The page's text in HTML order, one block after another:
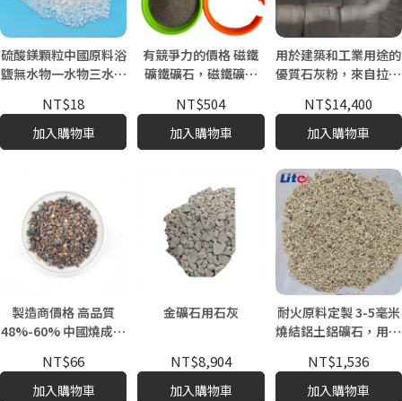
硫酸鎂顆粒中國原料浴
鹽無水物一水物三水物
NT$18
加入購物車
有競爭力的價格 磁鐵
礦鐵礦石，磁鐵礦砂
80-2
NT$504
加入購物車
用於建築和工業用途的
優質石灰粉，來自拉賈
NT$14,400
加入購物車
製造商價格 高品質
48%-60% 中國燒成鋁
10-15mm 可定製尺寸
出售
NT$66
加入購物車
金礦石用石灰
NT$8,904
加入購物車
耐火原料定製 3-5毫米
燒結鋁土鋁礦石，用於
NT$1,536
加入購物車